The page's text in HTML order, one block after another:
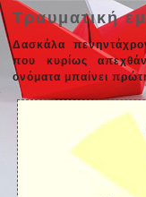
Τραυματική
Δασκάλα
που κυρίως
ονόματα μπαίνει